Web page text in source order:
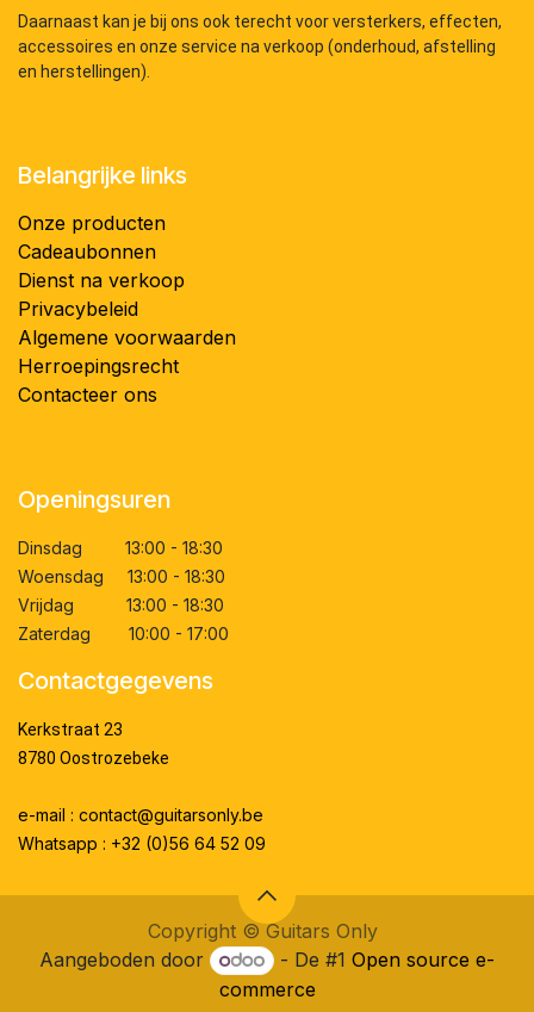
Daarnaast kan je bij ons ook terecht voor versterkers, effecten,
accessoires en onze service na verkoop (onderhoud, afstelling
en herstellingen).
Belangrijke links
Onze producten
Cadeaubonnen
Dienst na verkoop
Privacybeleid
Algemene voorwaarden
Herroepingsrecht
Contacteer ons
Openingsuren
Dinsdag 13:00 - 18:30
Woensdag 13:00 - 18:30
Vrijdag 13:00 - 18:30
Zaterdag 10:00 - 17:00
Contactgegevens
Kerkstraat 23
8780 Oostrozebeke
e-mail : contact@guitarsonly.be
Whatsapp : +32 (0)56 64 52 09
Copyright ©Guitars Only
Aangeboden door
- De #1Open source e-
commerce